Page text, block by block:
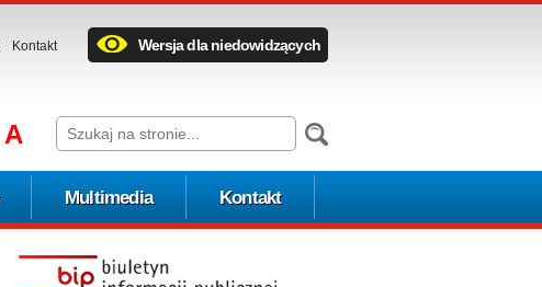
Kontakt Wersja dla niedowidzących
A
Multimedia Kontakt